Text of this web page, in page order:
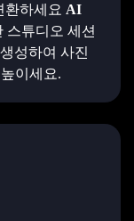
환하세요 AI
스튜디오 세션
성하여 사진
이세요.